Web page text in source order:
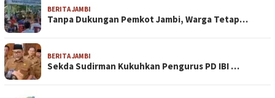
BERITA JAMBI
Tanpa Dukungan Pemkot Jambi, Warga Tetap…
BERITA JAMBI
Sekda Sudirman Kukuhkan Pengurus PD IBI …